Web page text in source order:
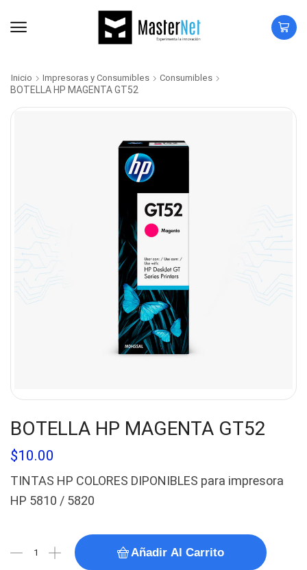
Inicio Impresoras y Consumibles Consumibles
BOTELLA HP MAGENTA GT52
BOTELLA HP MAGENTA GT52
$10.00
TINTAS HP COLORES DIPONIBLES para impresora
HP 5810 / 5820
Añadir Al Carrito